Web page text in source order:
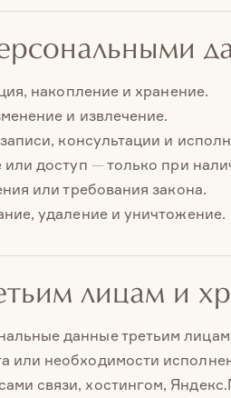
накопление и хранение.
и извлечение.
консультации и
доступ — только при
или требования закона.
удаление и уничтожение.
лицам и
данные третьим
или необходимости
связи, хостингом,